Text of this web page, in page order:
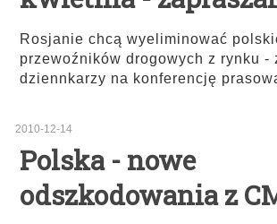
Rosjanie chcą wyeliminować
przewoźników drogowych z rynku -
dziennkarzy na konferencję
2010-12-14
Polska - nowe
odszkodowania z